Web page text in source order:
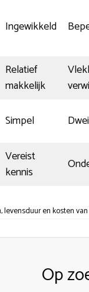
Ingewikkeld
Relatief
makkelijk
Simpel
Vereist
kennis
levensduur en kosten
Op